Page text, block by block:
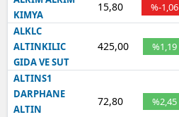
KIMYA
15,80 %-1,06
ALKLC
ALTINKILIC
GIDA VE SUT
425,00 %1,19
ALTINS1
DARPHANE
ALTIN
72,80 %2,45